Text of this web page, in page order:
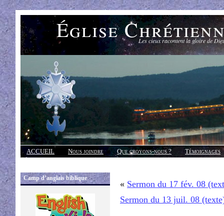
Église Les cieux racontent la gloire de
ACCUEIL Nous joindre Que croyons-nous ?
Témoignages
Réponses
Camp d’anglais biblique
« Sermon du 17 fév. 08
Sermon du 13 juil. 08